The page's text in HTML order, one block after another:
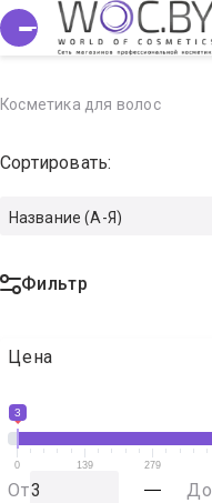
Косметика для волос
Сортировать:
Название (А-Я)
Фильтр
Цена
3
0 139 279
От До